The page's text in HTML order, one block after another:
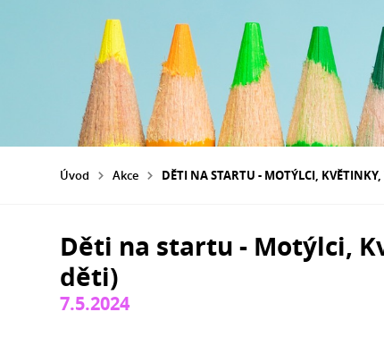
Úvod Akce DĚTI NA STARTU - MOTÝLCI,
Děti na startu - Motýlci,
děti)
7.5.2024